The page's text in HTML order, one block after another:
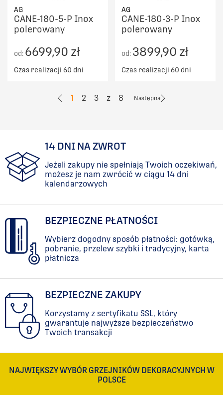
AG
CANE-180-5-P Inox
polerowany
od: 6699,90 zł
Czas realizacji 60 dni
AG
CANE-180-3-P Inox
polerowany
od: 3899,90 zł
Czas realizacji 60 dni
1 2 3 z 8 Następna
14 DNI NA ZWROT
Jeżeli zakupy nie spełniają Twoich oczekiwań,
możesz je nam zwrócić w ciągu 14 dni
kalendarzowych
BEZPIECZNE PŁATNOŚCI
Wybierz dogodny sposób płatności: gotówką,
pobranie, przelew szybki i tradycyjny, karta
płatnicza
BEZPIECZNE ZAKUPY
Korzystamy z sertyfikatu SSL, który
gwarantuje najwyższe bezpieczeństwo
Twoich transakcji
NAJWIĘKSZY WYBÓR GRZEJNIKÓW DEKORACYJNYCH W
POLSCE